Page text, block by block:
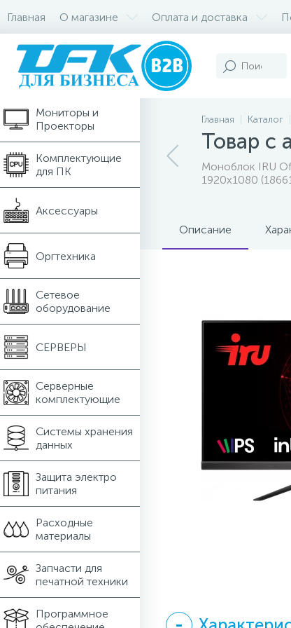
Главная О магазине Оплата и доставка
Компьютеры и
Ноутбуки
Мониторы и
Проекторы
Комплектующие
для ПК
Аксессуары
Оргтехника
Сетевое
оборудование
СЕРВЕРЫ
Серверные
комплектующие
Системы хранения
данных
Защита электро
питания
Расходные
материалы
Запчасти для
печатной техники
Программное
Главная Каталог
Товар с
Моноблок IRU
1920x1080
Описание